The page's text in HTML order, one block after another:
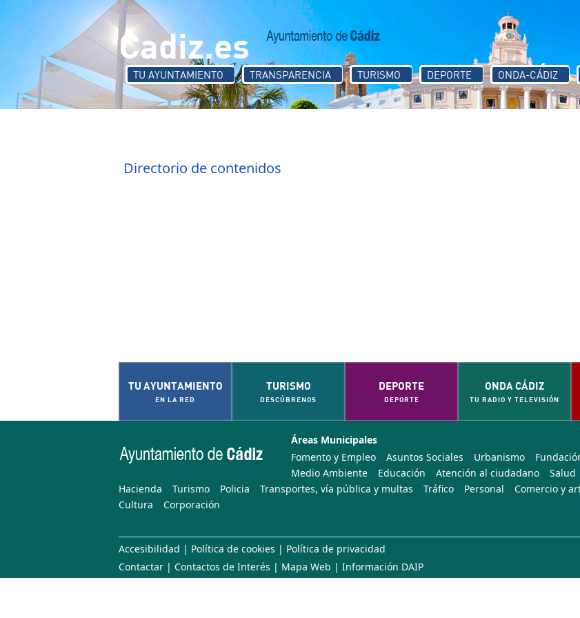
Pasar al contenido principal
Cadiz.es
TU AYUNTAMIENTO TRANSPARENCIA TURISMO DEPORTE ONDA-CÁDIZ
Directorio de contenidos
TU AYUNTAMIENTO
EN LA RED
TURISMO
DESCÚBRENOS
DEPORTE
DEPORTE
ONDA CÁDIZ
TU RADIO Y TELEVISIÓN
Áreas Municipales
Fomento y Empleo
Asuntos Sociales Urbanismo
Medio Ambiente
Educación Atención al ciudadano Salud
Hacienda
Turismo Policia Transportes, vía pública y multas Tráfico Personal Comercio y
Cultura
Corporación
Accesibilidad | Política de cookies | Política de privacidad
Contactar | Contactos de Interés | Mapa Web | Información DAIP